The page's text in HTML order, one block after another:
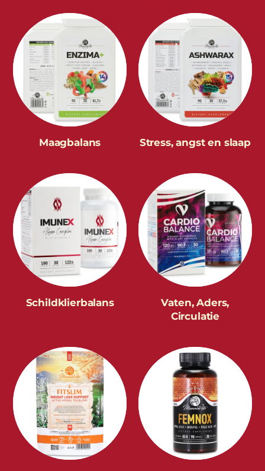
Maagbalans Stress, angst en slaap
Schildklierbalans
Vaten, Aders,
Circulatie